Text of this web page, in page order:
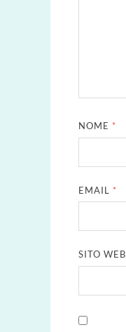
NOME *
EMAIL *
SITO WEB